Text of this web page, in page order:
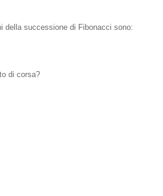
della successione di Fibonacci sono:
di corsa?